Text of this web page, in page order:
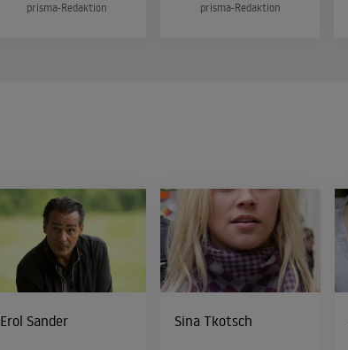
prisma-Redaktion prisma-Redaktion
Erol Sander Sina Tkotsch